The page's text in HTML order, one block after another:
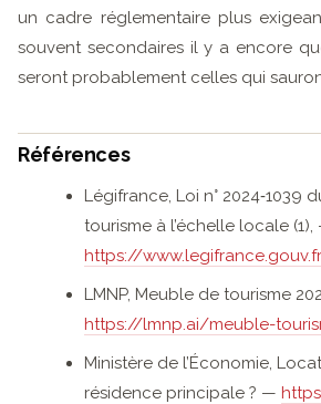
un cadre réglementaire plus
souvent secondaires il y a encore
seront probablement celles qui
Références
Légifrance, Loi n°
tourisme à l’échelle locale (1),
https://
LMNP, Meuble de tourisme
https://lmnp.ai/meuble-
Ministère de l’Économie,
résidence principale ? —